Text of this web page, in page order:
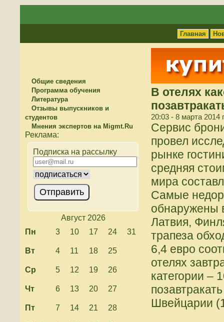
Главная
Общие сведения
Программа обучения
Литература
Отзывы выпускников и
студентов
Мнения экспертов на Migmt.Ru
Подписка на рассылку
Август 2026
Пн
3 10 17 24 31
Вт 4 11 18 25
Ср 5 12 19 26
Чт 6 13 20 27
Пт 7 14 21 28
В отелях
20:03 - 8 марта 2014
Сервис
провел
рынке
средняя
мира
Самые
обнаружены
Латвия,
трапеза
6,4 евро
отелях
категории –
Швейцарии